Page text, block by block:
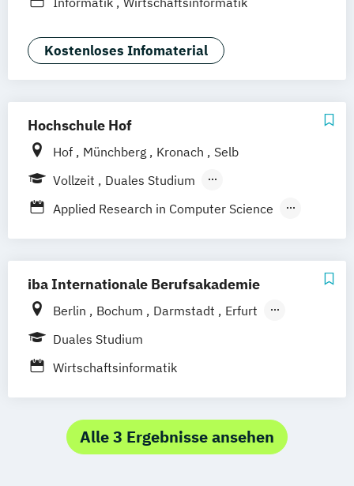
Mannheim
Leipzig Online-Campus
Augsburg Bielefeld Braunschweig
Dresden Duisburg Karlsruhe
Mainz Münster Stuttgart Aachen
deutschlandweit Bonn
Kostenloses Infomaterial
Hochschule Hof
Hof Münchberg Kronach
Selb
Vollzeit
Duales Studium
Berufsbegleitendes Präsenzstudium
Applied Research in Computer Science
Digital Business Management
Digitalization and Innovation Informatik
Medieninformatik
Mobile App Entwicklung
Verwaltungsinformatiker
Wirtschaftsinformatik
iba Internationale Berufsakademie
Berlin Bochum Darmstadt
Erfurt
Hamburg
Heidelberg
Online-Campus
Duales Studium
Wirtschaftsinformatik
Alle 3 Ergebnisse ansehen